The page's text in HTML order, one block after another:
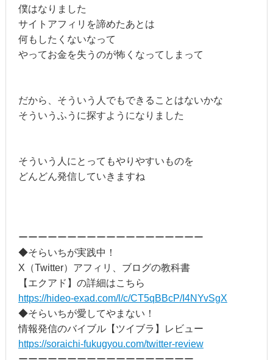
僕はなりました
サイトアフィリを諦めたあとは
何もしたくないなって
やってお金を失うのが怖くなってしまって
だから、そういう人でもできることはないかな
そういうふうに探すようになりました
そういう人にとってもやりやすいものを
どんどん発信していきますね
ーーーーーーーーーーーーーーーーーーー
◆そらいちが実践中！
X（Twitter）アフィリ、ブログの教科書
【エクアド】の詳細はこちら
https://hideo-exad.com/l/c/CT5qBBcP/I4NYvSgX
◆そらいちが愛してやまない！
情報発信のバイブル【ツイブラ】レビュー
https://soraichi-fukugyou.com/twitter-review